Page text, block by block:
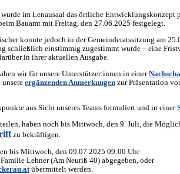
im Lenausaal das örtliche Entwicklungskonzept
Bauamt mit Freitag, den 27.06.2025 festgelegt.
konnte jedoch in der Gemeinderatssitzung am
schließlich einstimmig zugestimmt wurde – eine
in ihrer aktuellen Ausgabe.
wir für unsere Unterstützer:innen in einer
ergänzenden Anmerkungen zur Präsentation
aus Sicht unseres Teams formuliert und in einer
haben noch bis Mittwoch, den 9. Juli, die
zu bekräftigen.
bis Mittwoch, den 09.07.2025 09:00 Uhr
Lehner (Am Neuriß 40) abgegeben, oder
übermittelt werden.